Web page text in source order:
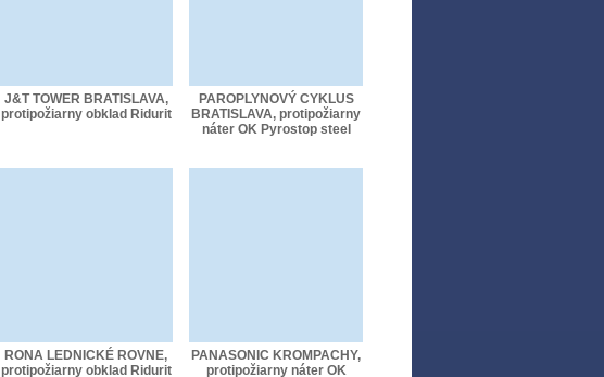
J&T TOWER BRATISLAVA,
protipožiarny obklad Ridurit
PAROPLYNOVÝ CYKLUS
BRATISLAVA, protipožiarny
náter OK Pyrostop steel
RONA LEDNICKÉ ROVNE,
protipožiarny obklad Ridurit
PANASONIC KROMPACHY,
protipožiarny náter OK